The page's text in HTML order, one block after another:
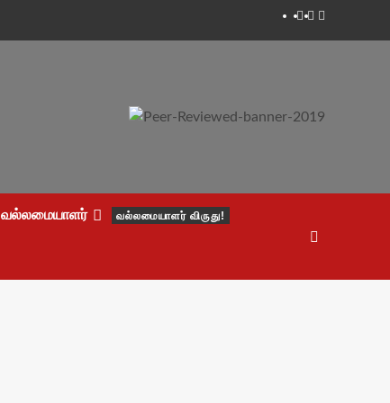
Facebook
Twitter
Youtube
வல்லமையாளர் வல்லமையாளர் விருது!